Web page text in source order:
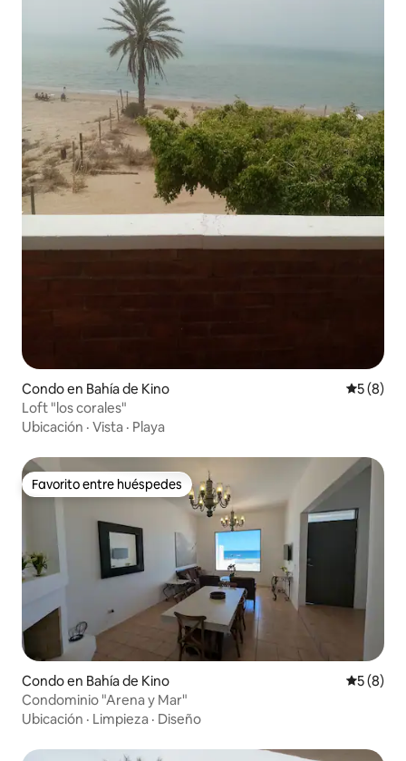
Condo en Bahía de Kino
5 (8)
Loft "los corales"
Ubicación · Vista · Playa
Favorito entre huéspedes
Favorito entre huéspedes
Condo en Bahía de Kino
5 (8)
Condominio "Arena y Mar"
Ubicación · Limpieza · Diseño